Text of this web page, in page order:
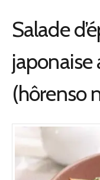
Salade
japonaise
(hôrenso